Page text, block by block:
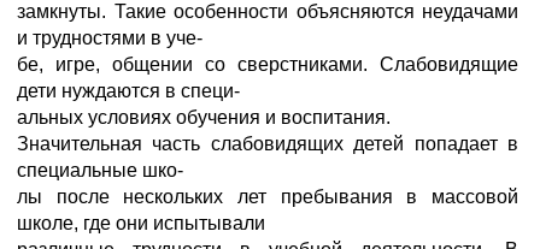
замкнуты. Такие особенности объясняются неудачами
и трудностями в уче-
бе, игре, общении со сверстниками. Слабовидящие
дети нуждаются в специ-
альных условиях обучения и воспитания.
Значительная часть слабовидящих детей попадает в
специальные шко-
лы после нескольких лет пребывания в массовой
школе, где они испытывали